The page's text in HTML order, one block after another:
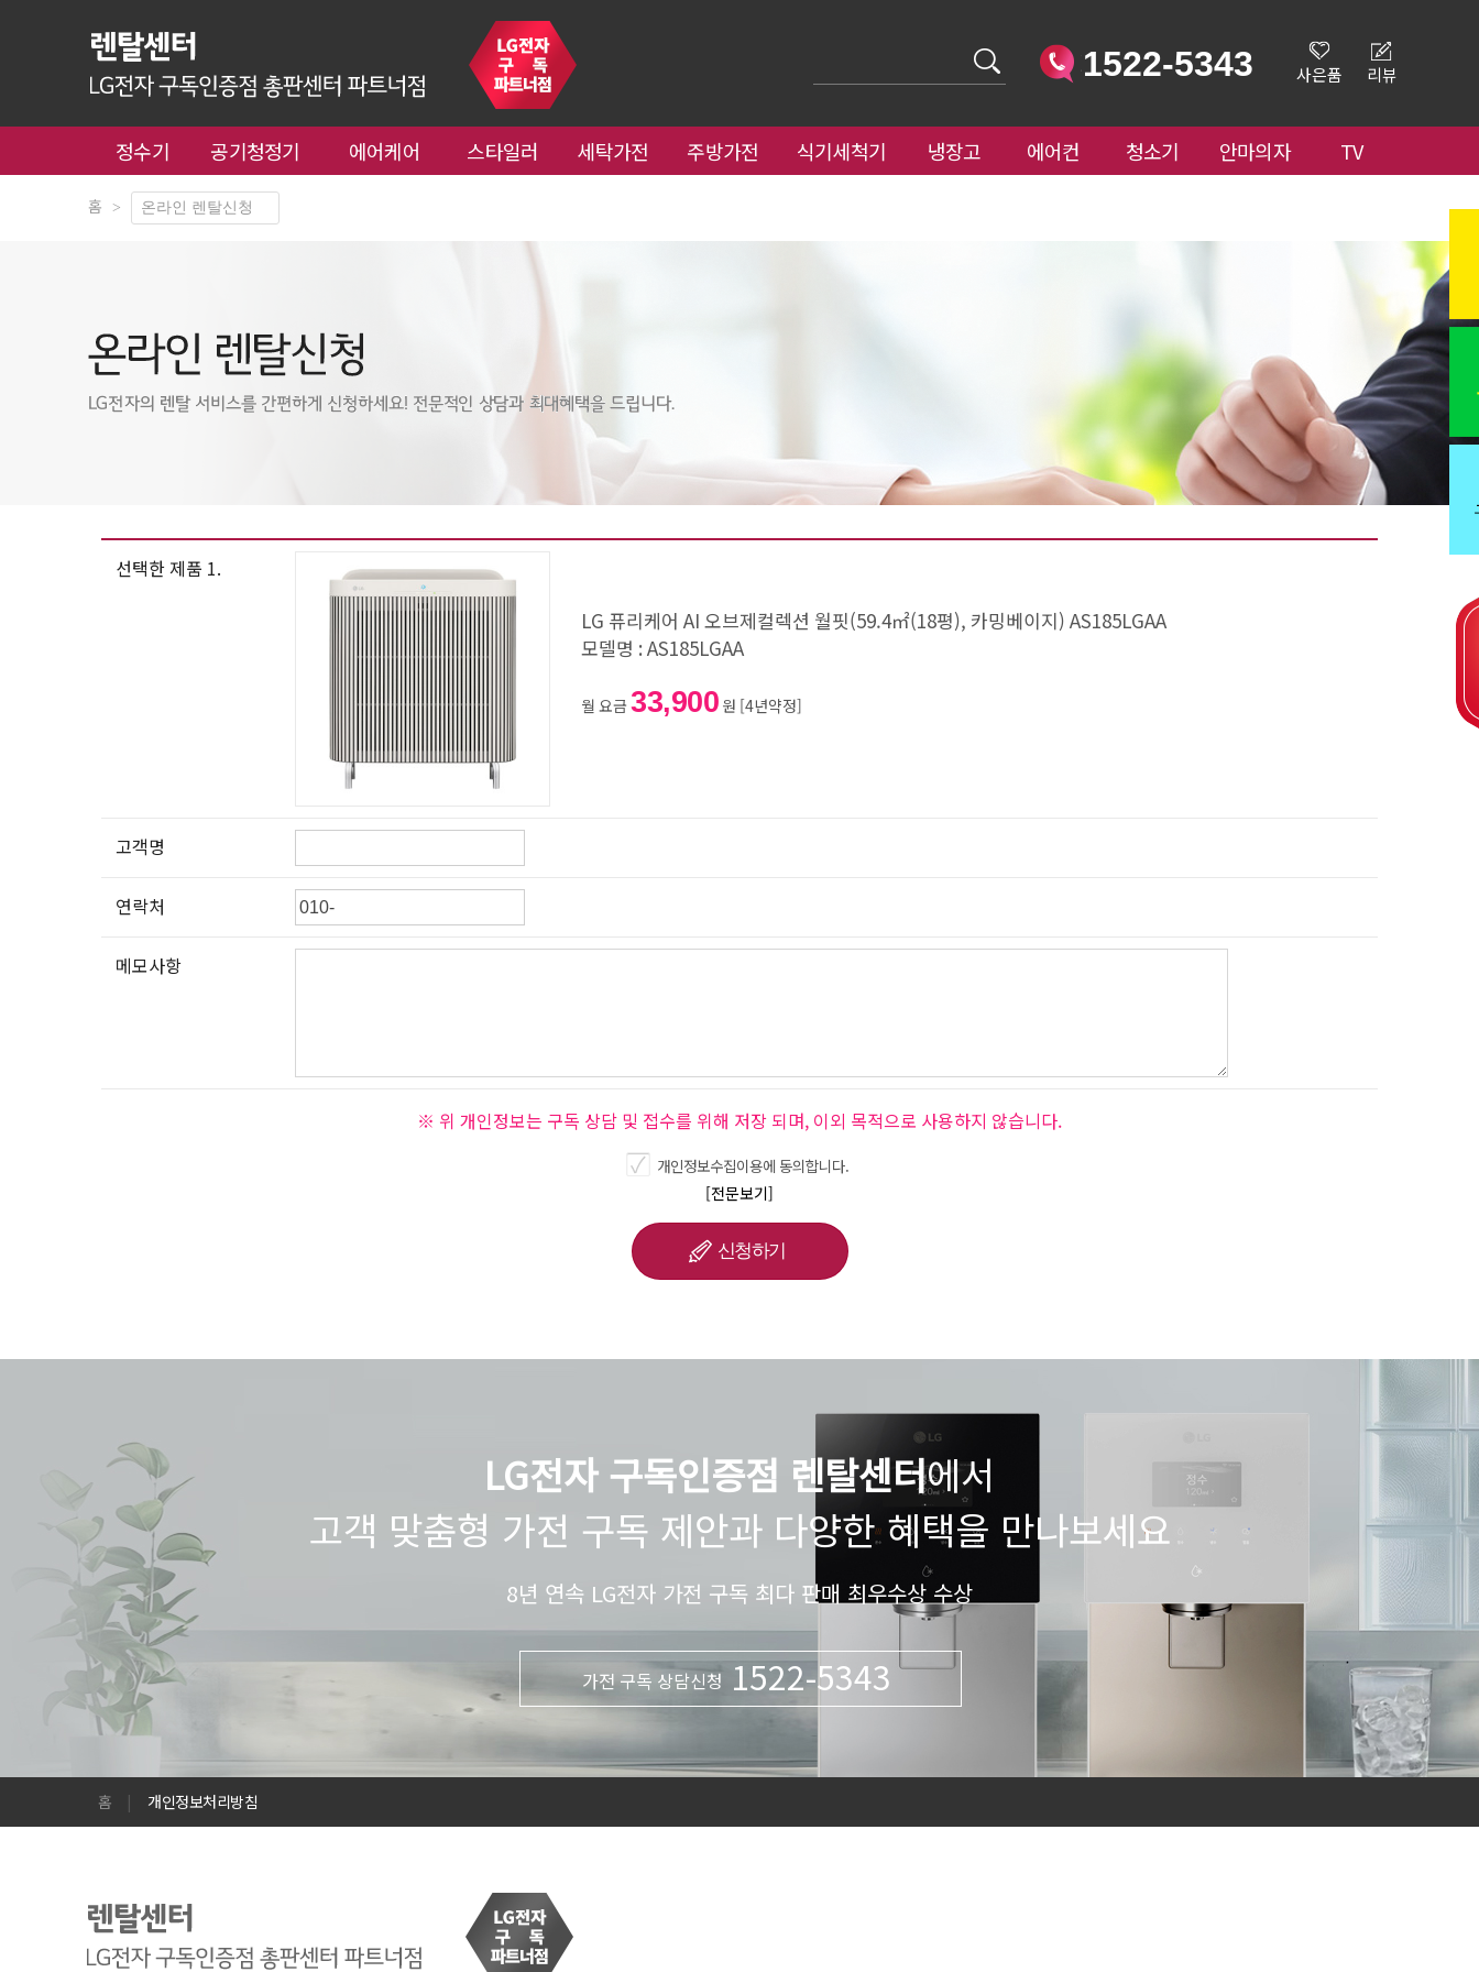
사은품 리뷰
1522-5343
정수기 공기청정기 에어케어 스타일러 세탁가전 주방가전 식기세척기 냉장고 에어컨 청소기 안마의자 TV
홈 >
선택한 제품 1.
LG 퓨리케어 AI 오브제컬렉션 월핏(59.4㎡(18평), 카밍베이지) AS185LGAA
모델명 : AS185LGAA
월 요금 33,900 원 [4년약정]
고객명
연락처
메모사항
※ 위 개인정보는 구독 상담 및 접수를 위해 저장 되며, 이외 목적으로 사용하지 않습니다.
개인정보수집이용에 동의합니다.
[전문보기]
LG전자 구독인증점 렌탈센터에서
고객 맞춤형 가전 구독 제안과 다양한 혜택을 만나보세요
8년 연속 LG전자 가전 구독 최다 판매 최우수상 수상
가전 구독 상담신청1522-5343
홈 | 개인정보처리방침